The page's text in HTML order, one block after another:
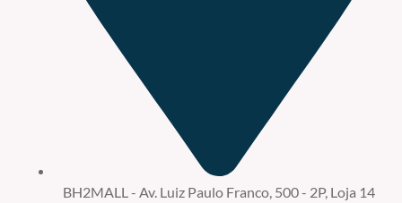
BH2MALL - Av. Luiz Paulo Franco, 500 - 2P, Loja 14